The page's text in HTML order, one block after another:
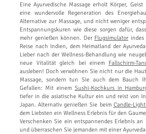
Eine Ayurvedische Massage erholt Körper,
eine wundervolle Regeneration des
Alternative zur Massage, und nicht weniger
Entspannungskuren wie diese sorgen dafür,
mehr genießen können. Der Flugsimulator
Reise nach Indien, dem Heimatland der
Lieber nach der Wellness-Behandlung wie
neue Vitalität gleich bei einem Fallschirm-
ausleben! Doch verwöhnen Sie nicht nur die
Massage, sondern tun Sie auch dem Bauch
Gefallen: Mit einem Sushi-Kochkurs in
tiefer in die asiatische Kultur ein und reist von
Japan. Alternativ genießen Sie beim Candle-
dem Liebsten ein Wellness Erlebnis für den
Verschenken Sie ein entspannendes Erlebnis
und überraschen Sie jemanden mit einer